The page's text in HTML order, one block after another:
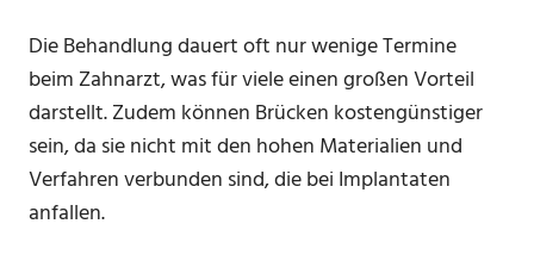
Die Behandlung dauert oft nur wenige Termine
beim Zahnarzt, was für viele einen großen Vorteil
darstellt. Zudem können Brücken kostengünstiger
sein, da sie nicht mit den hohen Materialien und
Verfahren verbunden sind, die bei Implantaten
anfallen.